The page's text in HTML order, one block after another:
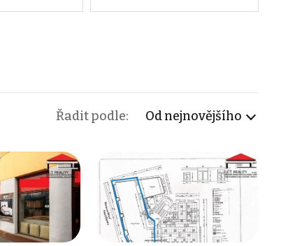
Řadit podle: Od nejnovějšího